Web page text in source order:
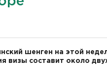
шенген на этой
визы составит около